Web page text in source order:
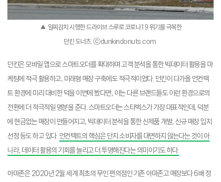
▲ 일찌감치 시행한 드라이브 스루로 코로나19 위기를 극복한
던킨 도너츠. ⓒdunkindonuts.com
던킨은 모바일 앱으로 스마트오더를 확대하며 고객 분석을 통한 빅데이터 활용을 마
케팅에 적극 활용하고, 미래형 매장 구축에도 적극적이었다. 던킨이 다가올 언컨택
트 환경에 미리 대비한 덕을 이번에 봤다면, 이는 다른 브랜드들도 이런 환경으로의
전환에 더 적극적일 명분을 준다. 스마트오더는 스타벅스가 가장 대표적인데, 덕분
에 현금없는 매장이 만들어지고, 빅데이터 분석을 통한 신제품 개발, 신규 매장 입지
선정 등도 하고 있다. 언컨택트의 핵심은 단지 소비자를 대면하지 않는다는 것이 아
니라, 데이터 활용의 기회를 늘리고 더 투명해진다는 의미이기도 하다.
아마존은 2020년 2월 세계 최초의 무인 편의점인 기존 아마존고 매장보다 6배 정